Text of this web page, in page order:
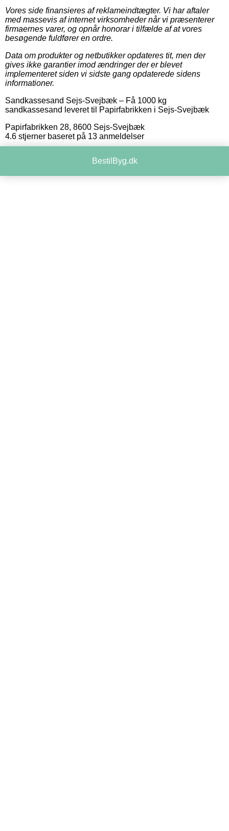
Vores side finansieres af reklameindtægter. Vi har aftaler
med massevis af internet virksomheder når vi præsenterer
firmaernes varer, og opnår honorar i tilfælde af at vores
besøgende fuldfører en ordre.
Data om produkter og netbutikker opdateres tit, men der
gives ikke garantier imod ændringer der er blevet
implementeret siden vi sidste gang opdaterede sidens
informationer.
Sandkassesand Sejs-Svejbæk – Få 1000 kg
sandkassesand leveret til Papirfabrikken i Sejs-Svejbæk
Papirfabrikken 28, 8600 Sejs-Svejbæk
4.6 stjerner baseret på 13 anmeldelser
BestilByg.dk